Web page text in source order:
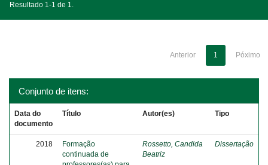
Resultado 1-1 de 1.
Anterior 1 Póximo
Conjunto de itens:
Data do
documento
Título Autor(es) Tipo
2018
Formação
continuada de
Rossetto, Candida
Beatriz
Dissertação